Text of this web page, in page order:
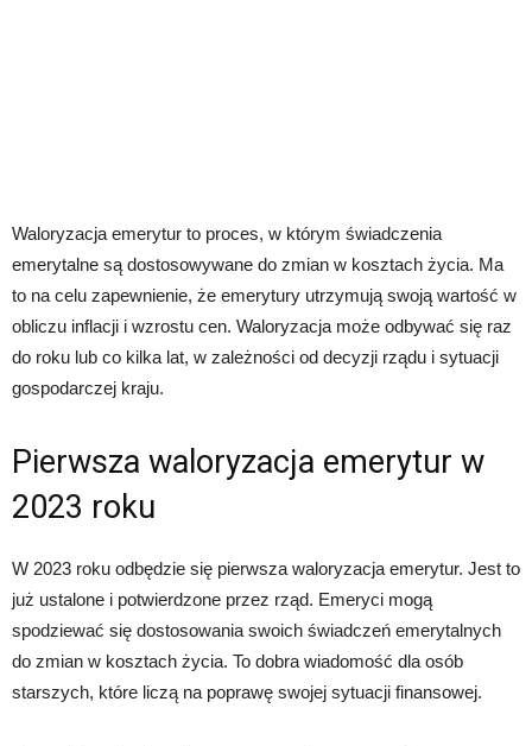
Waloryzacja emerytur to proces, w którym świadczenia
emerytalne są dostosowywane do zmian w kosztach życia. Ma
to na celu zapewnienie, że emerytury utrzymują swoją wartość w
obliczu inflacji i wzrostu cen. Waloryzacja może odbywać się raz
do roku lub co kilka lat, w zależności od decyzji rządu i sytuacji
gospodarczej kraju.
Pierwsza waloryzacja emerytur w
2023 roku
W 2023 roku odbędzie się pierwsza waloryzacja emerytur. Jest to
już ustalone i potwierdzone przez rząd. Emeryci mogą
spodziewać się dostosowania swoich świadczeń emerytalnych
do zmian w kosztach życia. To dobra wiadomość dla osób
starszych, które liczą na poprawę swojej sytuacji finansowej.